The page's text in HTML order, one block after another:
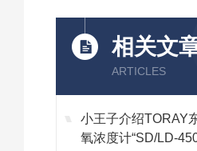
相关文
ARTICLES
小王子介绍TORAY
氧浓度计“SD/LD-